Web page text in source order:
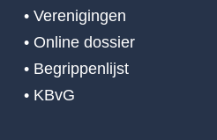
• Verenigingen
• Online dossier
• Begrippenlijst
• KBvG